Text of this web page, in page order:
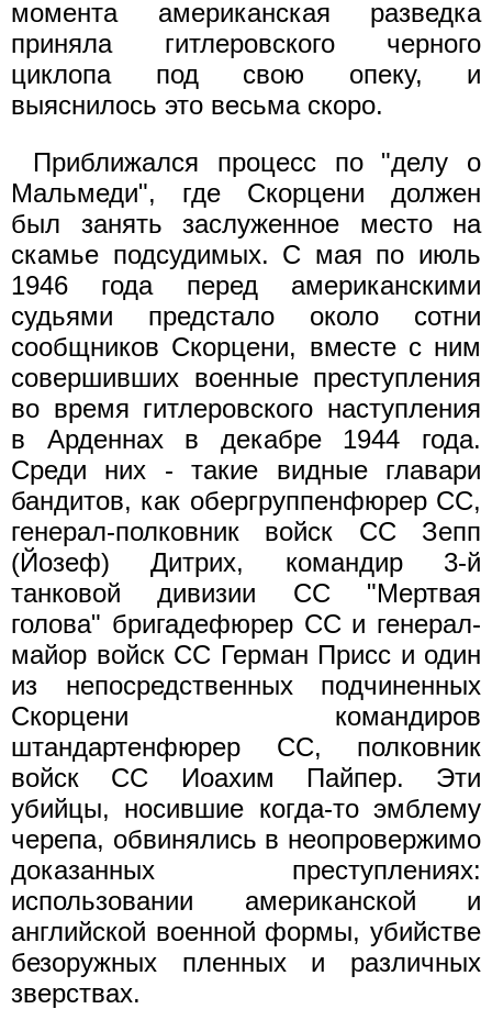
момента американская разведка
приняла гитлеровского черного
циклопа под свою опеку, и
выяснилось это весьма скоро.
Приближался процесс по "делу о
Мальмеди", где Скорцени должен
был занять заслуженное место на
скамье подсудимых. С мая по июль
1946 года перед американскими
судьями предстало около сотни
сообщников Скорцени, вместе с ним
совершивших военные преступления
во время гитлеровского наступления
в Арденнах в декабре 1944 года.
Среди них - такие видные главари
бандитов, как обергруппенфюрер СС,
генерал-полковник войск СС Зепп
(Йозеф) Дитрих, командир 3-й
танковой дивизии СС "Мертвая
голова" бригадефюрер СС и генерал-
майор войск СС Герман Присс и один
из непосредственных подчиненных
Скорцени командиров
штандартенфюрер СС, полковник
войск СС Иоахим Пайпер. Эти
убийцы, носившие когда-то эмблему
черепа, обвинялись в неопровержимо
доказанных преступлениях:
использовании американской и
английской военной формы, убийстве
безоружных пленных и различных
зверствах.